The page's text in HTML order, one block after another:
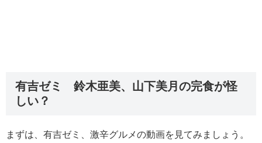
有吉ゼミ 鈴木亜美、山下美月の完食が怪
しい？
まずは、有吉ゼミ、激辛グルメの動画を見てみましょう。